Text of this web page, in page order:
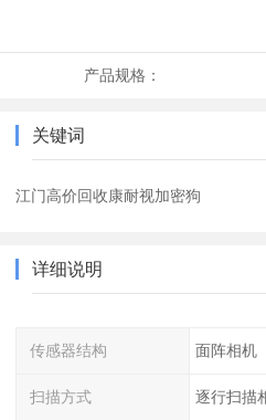
产品规格：
关键词
江门高价回收康耐视加密狗
详细说明
传感器结构 面阵相机
扫描方式 逐行扫描